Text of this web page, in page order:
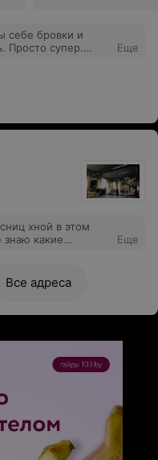
себе бровки и
Просто супер.
только её.
Еще
хной в этом
знаю какие
смыть. Жжение
мне пришлось
Еще
Все адреса